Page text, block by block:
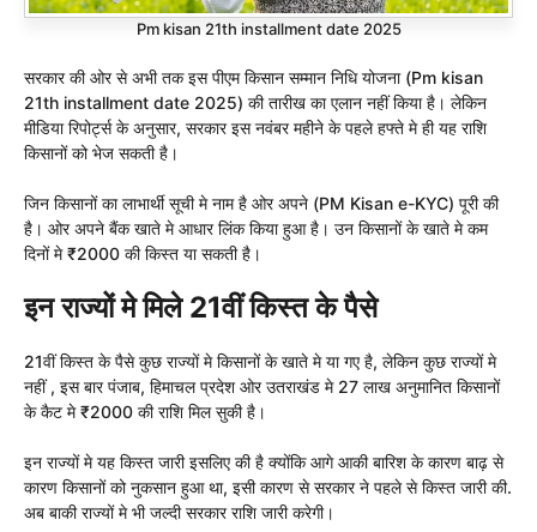
Pm kisan 21th installment date 2025
सरकार की ओर से अभी तक इस पीएम किसान सम्मान निधि योजना (Pm kisan
21th installment date 2025) की तारीख का एलान नहीं किया है। लेकिन
मीडिया रिपोर्ट्स के अनुसार, सरकार इस नवंबर महीने के पहले हफ्ते मे ही यह राशि
किसानों को भेज सकती है।
जिन किसानों का लाभार्थी सूची मे नाम है ओर अपने (PM Kisan e-KYC) पूरी की
है। ओर अपने बैंक खाते मे आधार लिंक किया हुआ है। उन किसानों के खाते मे कम
दिनों मे ₹2000 की किस्त या सकती है।
इन राज्यों मे मिले 21वीं किस्त के पैसे
21वीं किस्त के पैसे कुछ राज्यों मे किसानों के खाते मे या गए है, लेकिन कुछ राज्यों मे
नहीं , इस बार पंजाब, हिमाचल प्रदेश ओर उतराखंड मे 27 लाख अनुमानित किसानों
के कैट मे ₹2000 की राशि मिल सुकी है।
इन राज्यों मे यह किस्त जारी इसलिए की है क्योंकि आगे आकी बारिश के कारण बाढ़ से
कारण किसानों को नुकसान हुआ था, इसी कारण से सरकार ने पहले से किस्त जारी की.
अब बाकी राज्यों मे भी जल्दी सरकार राशि जारी करेगी।